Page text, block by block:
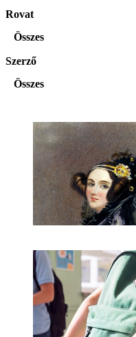
Rovat
Összes
Szerző
Összes